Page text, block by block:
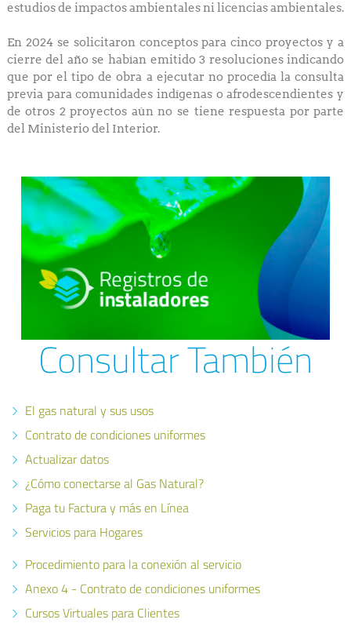
estudios de impactos ambientales ni licencias ambientales.
En 2024 se solicitaron conceptos para cinco proyectos y a
cierre del año se habían emitido 3 resoluciones indicando
que por el tipo de obra a ejecutar no procedía la consulta
previa para comunidades indígenas o afrodescendientes y
de otros 2 proyectos aún no se tiene respuesta por parte
del Ministerio del Interior.
Consultar También
El gas natural y sus usos
Contrato de condiciones uniformes
Actualizar datos
¿Cómo conectarse al Gas Natural?
Paga tu Factura y más en Línea
Servicios para Hogares
Procedimiento para la conexión al servicio
Anexo 4 - Contrato de condiciones uniformes
Cursos Virtuales para Clientes